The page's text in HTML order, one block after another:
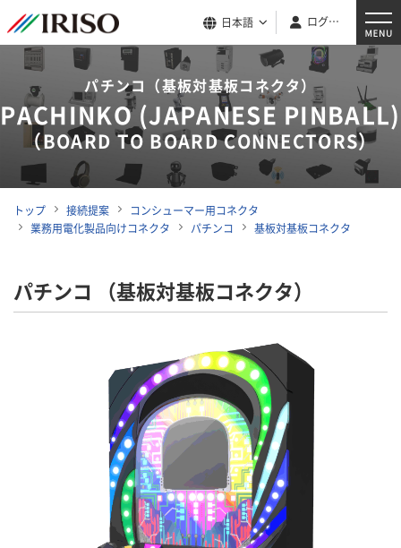
日本語 ログイン
パチンコ（基板対基板コネクタ）
PACHINKO (JAPANESE PINBALL)
（BOARD TO BOARD CONNECTORS）
トップ 接続提案
コンシューマー用コネクタ
業務用電化製品向けコネクタ
パチンコ 基板対基板コネクタ
パチンコ （基板対基板コネクタ）